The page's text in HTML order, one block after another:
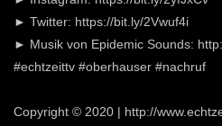
► Twitter: https://bit.ly/2Vwuf4i
► Musik von Epidemic Sounds:
#echtzeittv #oberhauser #nachruf
Copyright © 2020 | http://